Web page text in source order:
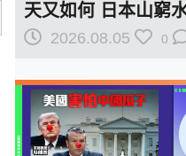
天又如何 日本山窮
一步？2026.08.05 0